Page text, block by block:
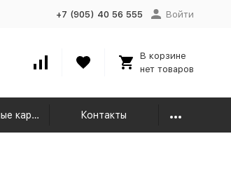
+7 (905) 40 56 555 Войти
В корзине
нет товаров
Подарочные карты Контакты